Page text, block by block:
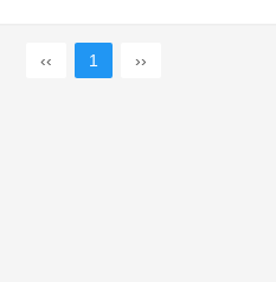
‹‹ 1 ››